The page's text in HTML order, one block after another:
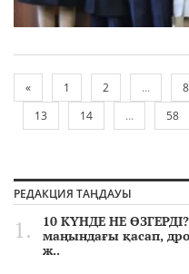
« 1 2 ... 8
13
14 ... 58
РЕДАКЦИЯ ТАҢДАУЫ
10 КҮНДЕ НЕ
маңындағы қасап,
ж..